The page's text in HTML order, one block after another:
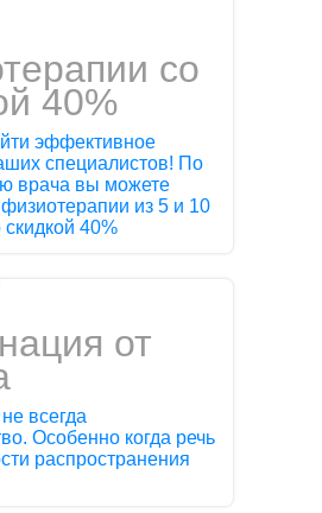
со
40%
эффективное
специалистов! По
врача вы можете
из 5 и 10
40%
от
всегда
Особенно когда речь
распространения